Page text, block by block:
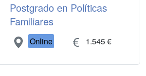
Postgrado en Políticas
Familiares
Online 1.545 €